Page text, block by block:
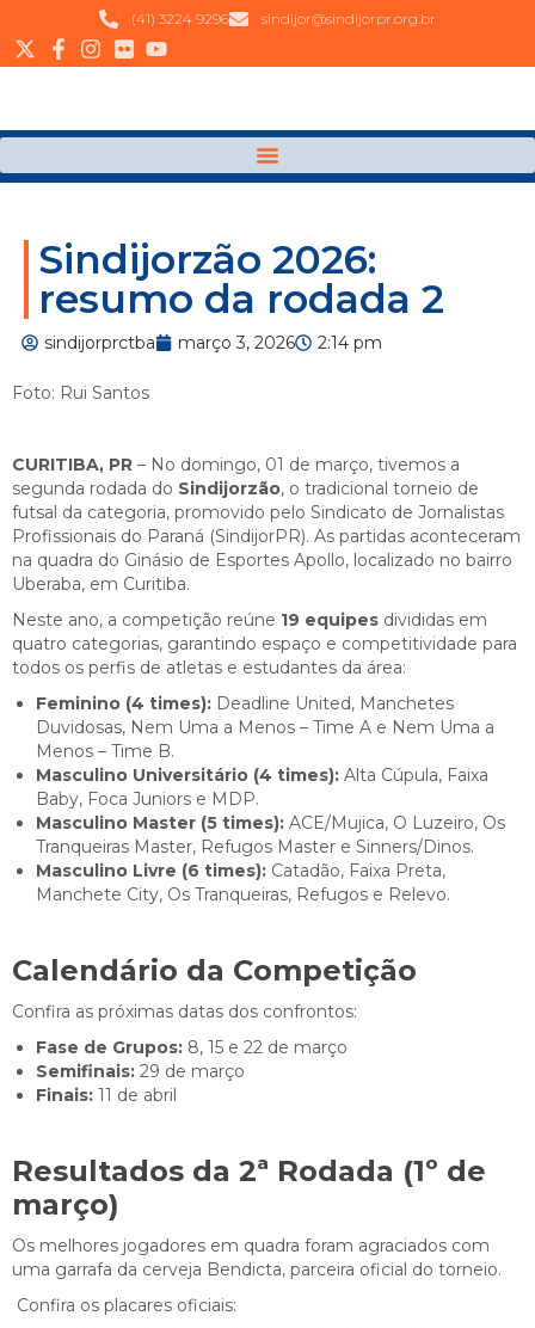
(41) 3224 9296 sindijor@sindijorpr.org.br
Sindijorzão 2026:
resumo da rodada 2
sindijorprctba março 3, 2026 2:14 pm
Foto: Rui Santos
CURITIBA, PR – No domingo, 01 de março, tivemos a
segunda rodada do Sindijorzão, o tradicional torneio de
futsal da categoria, promovido pelo Sindicato de Jornalistas
Profissionais do Paraná (SindijorPR). As partidas aconteceram
na quadra do Ginásio de Esportes Apollo, localizado no bairro
Uberaba, em Curitiba.
Neste ano, a competição reúne 19 equipes divididas em
quatro categorias, garantindo espaço e competitividade para
todos os perfis de atletas e estudantes da área:
Feminino (4 times): Deadline United, Manchetes
Duvidosas, Nem Uma a Menos – Time A e Nem Uma a
Menos – Time B.
Masculino Universitário (4 times): Alta Cúpula, Faixa
Baby, Foca Juniors e MDP.
Masculino Master (5 times): ACE/Mujica, O Luzeiro, Os
Tranqueiras Master, Refugos Master e Sinners/Dinos.
Masculino Livre (6 times): Catadão, Faixa Preta,
Manchete City, Os Tranqueiras, Refugos e Relevo.
Calendário da Competição
Confira as próximas datas dos confrontos:
Fase de Grupos: 8, 15 e 22 de março
Semifinais: 29 de março
Finais: 11 de abril
Resultados da 2ª Rodada (1º de
março)
Os melhores jogadores em quadra foram agraciados com
uma garrafa da cerveja Bendicta, parceira oficial do torneio.
Confira os placares oficiais: